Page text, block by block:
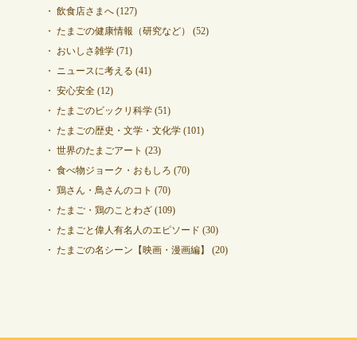
飲食店さまへ(127)
たまごの健康情報（研究など）
(52)
おいしさ雑学(71)
ニュースに考える (41)
安心安全(12)
たまごのビックリ科学(51)
たまごの歴史・文学・文化学(101)
世界のたまごアート (23)
食べ物ジョーク・おもしろ (70)
鶏さん・鳥さんのコト (70)
たまご・鶏のことわざ(109)
たまごと偉人有名人のエピソード (30)
たまごの名シーン【映画・漫画編】
(20)